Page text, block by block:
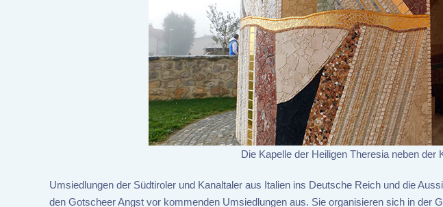
Die Kapelle der Heiligen Theresia neben der
Umsiedlungen der Südtiroler und Kanaltaler aus Italien ins Deutsche Reich und die
den Gotscheer Angst vor kommenden Umsiedlungen aus. Sie organisieren sich in der